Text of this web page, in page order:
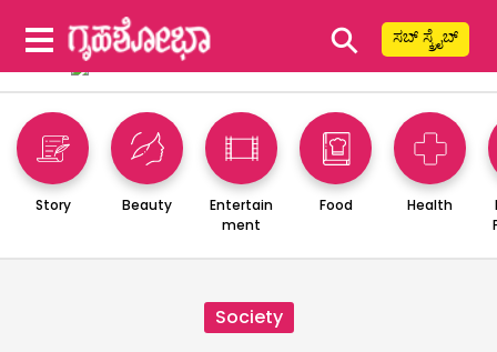
⚲ ಸಬ್ ಸ್ಕ್ರೈಬ್
Story Beauty
Entertain
ment
Food Health
Society